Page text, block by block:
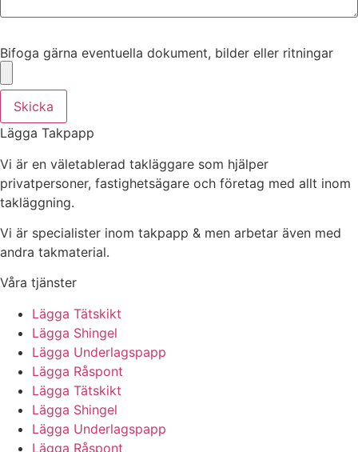
Bifoga gärna eventuella dokument, bilder eller ritningar
Skicka
Lägga Takpapp
Vi är en väletablerad takläggare som hjälper
privatpersoner, fastighetsägare och företag med allt inom
takläggning.
Vi är specialister inom takpapp & men arbetar även med
andra takmaterial.
Våra tjänster
Lägga Tätskikt
Lägga Shingel
Lägga Underlagspapp
Lägga Råspont
Lägga Tätskikt
Lägga Shingel
Lägga Underlagspapp
Lägga Råspont